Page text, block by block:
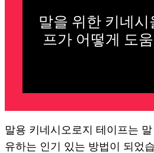
말을 위한 키네시
프가 어떻게 도
말용 키네시오로지 테이프는
유하는 인기 있는 방법이 되었